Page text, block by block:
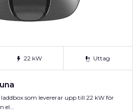
22 kW Uttag
som levererar upp till 22 kW för
el…